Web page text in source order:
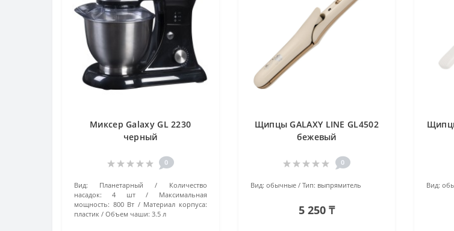
Миксер Galaxy GL 2230
черный
0
Вид: Планетарный
Количество
насадок:
4 шт
Максимальная
мощность: 800 Вт
Материал корпуса:
пластик
Объем чаши: 3.5 л
Щипцы GALAXY LINE GL4502
бежевый
0
Вид: обычные Тип: выпрямитель
5 250 ₸
Вид: